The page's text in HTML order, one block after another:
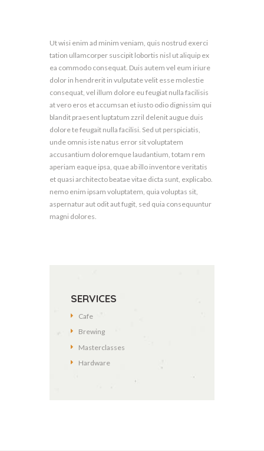
Ut wisi enim ad minim veniam, quis nostrud exerci
tation ullamcorper suscipit lobortis nisl ut aliquip ex
ea commodo consequat. Duis autem vel eum iriure
dolor in hendrerit in vulputate velit esse molestie
consequat, vel illum dolore eu feugiat nulla facilisis
at vero eros et accumsan et iusto odio dignissim qui
blandit praesent luptatum zzril delenit augue duis
dolore te feugait nulla facilisi. Sed ut perspiciatis,
unde omnis iste natus error sit voluptatem
accusantium doloremque laudantium, totam rem
aperiam eaque ipsa, quae ab illo inventore veritatis
et quasi architecto beatae vitae dicta sunt, explicabo.
nemo enim ipsam voluptatem, quia voluptas sit,
aspernatur aut odit aut fugit, sed quia consequuntur
magni dolores.
SERVICES
Cafe
Brewing
Masterclasses
Hardware